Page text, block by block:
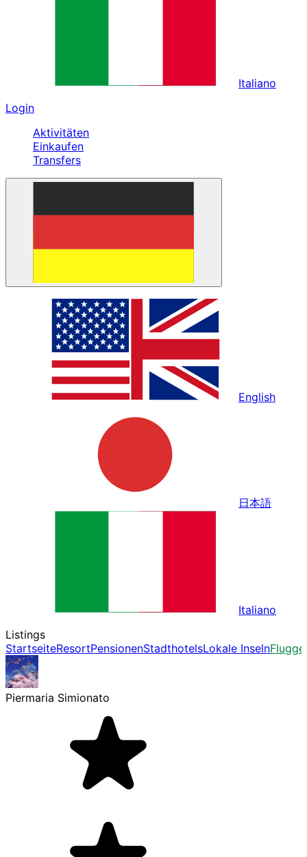
Italiano
Login
Aktivitäten
Einkaufen
Transfers
English
日本語
Italiano
Listings
StartseiteResortPensionenStadthotelsLokale Inseln
Piermaria Simionato